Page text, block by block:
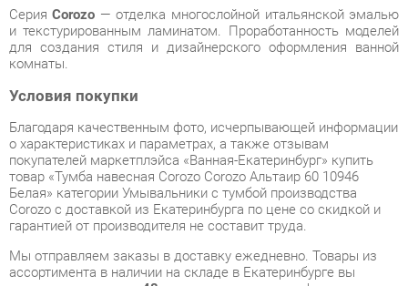
Условия покупки
Благодаря качественным фото, исчерпывающей информации
о характеристиках и параметрах, а также отзывам
товар «Тумба навесная Corozo Corozo Альтаир 60 10946
Corozo с доставкой из Екатеринбурга по цене со скидкой и
гарантией от производителя не составит труда.
Мы отправляем заказы в доставку ежедневно. Товары из
ассортимента в наличии на складе в Екатеринбурге вы
получите не позднее48-ми часовс момента оформления
заказа. Дополнительно вы можете заказать подъём на этаж
и сборку мебельных изделий.
Срок доставки в другие регионы, и для товаров, находящихся
на складах производителей, рассчитывается индивидуально.